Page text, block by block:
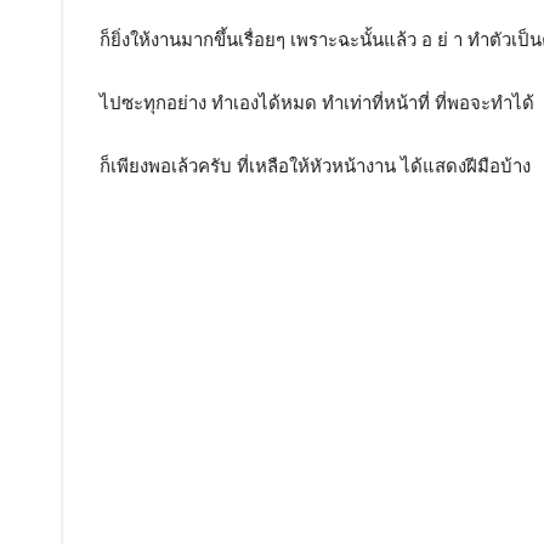
ก็ยิ่งให้งานมากขึ้นเรื่อยๆ เพราะฉะนั้นแล้ว อ ย่ า ทำตัวเป็
ไปซะทุกอย่าง ทำเองได้หมด ทำเท่าที่หน้าที่ ที่พอจะทำได้
ก็เพียงพอเล้วครับ ที่เหลือให้หัวหน้างาน ได้แสดงฝีมือบ้าง